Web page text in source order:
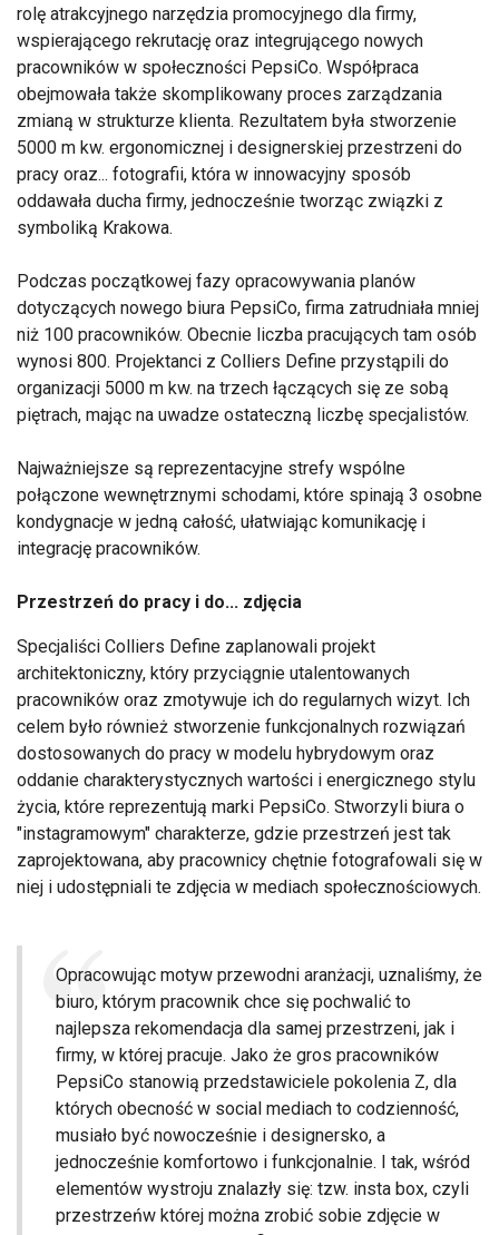
rolę atrakcyjnego narzędzia promocyjnego dla firmy,
wspierającego rekrutację oraz integrującego nowych
pracowników w społeczności PepsiCo. Współpraca
obejmowała także skomplikowany proces zarządzania
zmianą w strukturze klienta. Rezultatem była stworzenie
5000 m kw. ergonomicznej i designerskiej przestrzeni do
pracy oraz... fotografii, która w innowacyjny sposób
oddawała ducha firmy, jednocześnie tworząc związki z
symboliką Krakowa.
Podczas początkowej fazy opracowywania planów
dotyczących nowego biura PepsiCo, firma zatrudniała mniej
niż 100 pracowników. Obecnie liczba pracujących tam osób
wynosi 800. Projektanci z Colliers Define przystąpili do
organizacji 5000 m kw. na trzech łączących się ze sobą
piętrach, mając na uwadze ostateczną liczbę specjalistów.
Najważniejsze są reprezentacyjne strefy wspólne
połączone wewnętrznymi schodami, które spinają 3 osobne
kondygnacje w jedną całość, ułatwiając komunikację i
integrację pracowników.
Przestrzeń do pracy i do... zdjęcia
Specjaliści Colliers Define zaplanowali projekt
architektoniczny, który przyciągnie utalentowanych
pracowników oraz zmotywuje ich do regularnych wizyt. Ich
celem było również stworzenie funkcjonalnych rozwiązań
dostosowanych do pracy w modelu hybrydowym oraz
oddanie charakterystycznych wartości i energicznego stylu
życia, które reprezentują marki PepsiCo. Stworzyli biura o
"instagramowym" charakterze, gdzie przestrzeń jest tak
zaprojektowana, aby pracownicy chętnie fotografowali się w
niej i udostępniali te zdjęcia w mediach społecznościowych.
Opracowując motyw przewodni aranżacji, uznaliśmy, że
biuro, którym pracownik chce się pochwalić to
najlepsza rekomendacja dla samej przestrzeni, jak i
firmy, w której pracuje. Jako że gros pracowników
PepsiCo stanowią przedstawiciele pokolenia Z, dla
których obecność w social mediach to codzienność,
musiało być nowocześnie i designersko, a
jednocześnie komfortowo i funkcjonalnie. I tak, wśród
elementów wystroju znalazły się: tzw. insta box, czyli
przestrzeńw której można zrobić sobie zdjęcie w